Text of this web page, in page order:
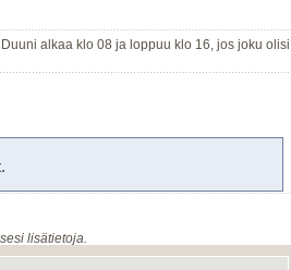
alkaa klo 08 ja loppuu klo 16, jos joku olisi
lisätietoja.